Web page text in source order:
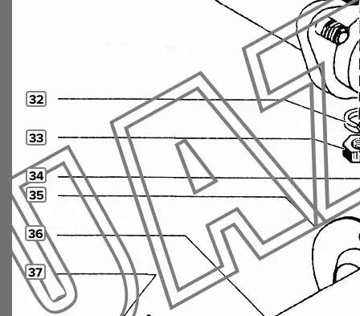
32
33
34
35
36
37